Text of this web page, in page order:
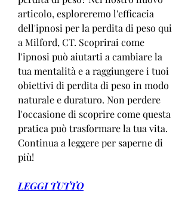
articolo, esploreremo l'efficacia
dell'ipnosi per la perdita di peso qui
a Milford, CT. Scoprirai come
l'ipnosi può aiutarti a cambiare la
tua mentalità e a raggiungere i tuoi
obiettivi di perdita di peso in modo
naturale e duraturo. Non perdere
l'occasione di scoprire come questa
pratica può trasformare la tua vita.
Continua a leggere per saperne di
più!
LEGGI TUTTO